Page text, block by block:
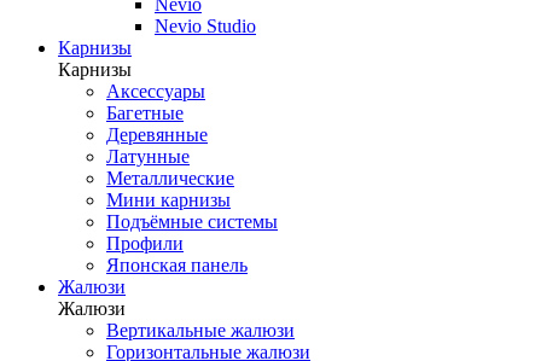
Nevio
Nevio Studio
Карнизы
Карнизы
Аксессуары
Багетные
Деревянные
Латунные
Металлические
Мини карнизы
Подъёмные системы
Профили
Японская панель
Жалюзи
Жалюзи
Вертикальные жалюзи
Горизонтальные жалюзи